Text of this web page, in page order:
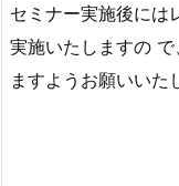
セミナー実施後には
実施いたしますの
ますようお願いいた